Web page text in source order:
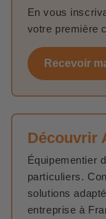
En vous
votre première
Recevoir
Découvrir
Équipementier
particuliers.
solutions
entreprise à